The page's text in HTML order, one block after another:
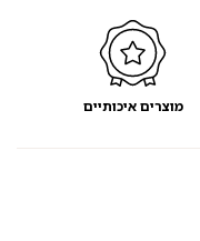
מוצרים איכותיים